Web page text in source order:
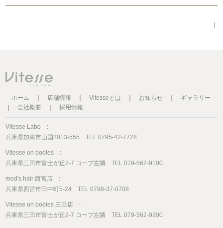
ホーム 店舗情報 Vitesseとは お知らせ
ギャラリー
会社概要 採用情報
Vitesse Labo :
兵庫県加東市山国2013-555 TEL 0795-42-7728
Vitesse on bodies :
兵庫県三田市富士が丘2-7 コープ左隣 TEL 079-562-9100
mod's hair 西宮店 :
兵庫県西宮市田中町5-24 TEL 0798-37-0708
Vitesse on bodies 三田店 :
兵庫県三田市富士が丘2-7 コープ左隣 TEL 079-562-9200